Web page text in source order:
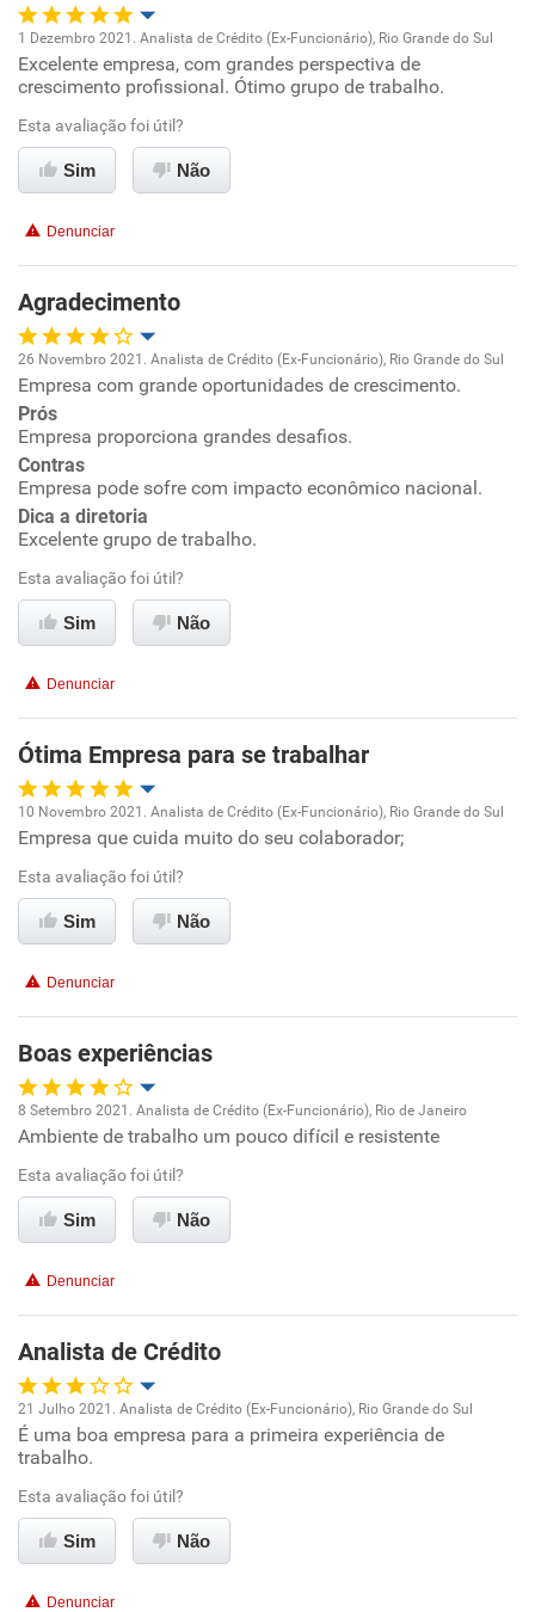
Oportunidade de promoção
Ambiente de trabalho
Conciliação com a vida familiar
Recomenda esta empresa
1 Dezembro 2021. Analista de Crédito (Ex-Funcionário), Rio Grande do Sul
Excelente empresa, com grandes perspectiva de
crescimento profissional. Ótimo grupo de trabalho.
Esta avaliação foi útil?
Sim Não
Denunciar
Agradecimento
Oportunidade de promoção
Ambiente de trabalho
Conciliação com a vida familiar
Não recomenda esta empresa
26 Novembro 2021. Analista de Crédito (Ex-Funcionário), Rio Grande do Sul
Empresa com grande oportunidades de crescimento.
Prós
Empresa proporciona grandes desafios.
Contras
Empresa pode sofre com impacto econômico nacional.
Dica a diretoria
Excelente grupo de trabalho.
Esta avaliação foi útil?
Sim Não
Denunciar
Ótima Empresa para se trabalhar
Oportunidade de promoção
Ambiente de trabalho
Benefícios
Recomenda esta empresa
Recomenda a diretoria
10 Novembro 2021. Analista de Crédito (Ex-Funcionário), Rio Grande do Sul
Empresa que cuida muito do seu colaborador;
Esta avaliação foi útil?
Sim Não
Denunciar
Boas experiências
Oportunidade de promoção
Ambiente de trabalho
Benefícios
Recomenda esta empresa
Não recomenda a diretoria
8 Setembro 2021. Analista de Crédito (Ex-Funcionário), Rio de Janeiro
Ambiente de trabalho um pouco difícil e resistente
Esta avaliação foi útil?
Sim Não
Denunciar
Analista de Crédito
Oportunidade de promoção
Ambiente de trabalho
Conciliação com a vida familiar
21 Julho 2021. Analista de Crédito (Ex-Funcionário), Rio Grande do Sul
É uma boa empresa para a primeira experiência de
trabalho.
Esta avaliação foi útil?
Sim Não
Denunciar